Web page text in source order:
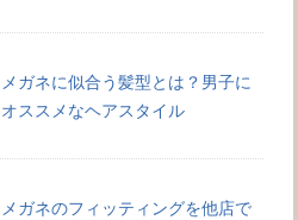
メガネに似合う髪型とは？男子に
オススメなヘアスタイル
メガネのフィッティングを他店で